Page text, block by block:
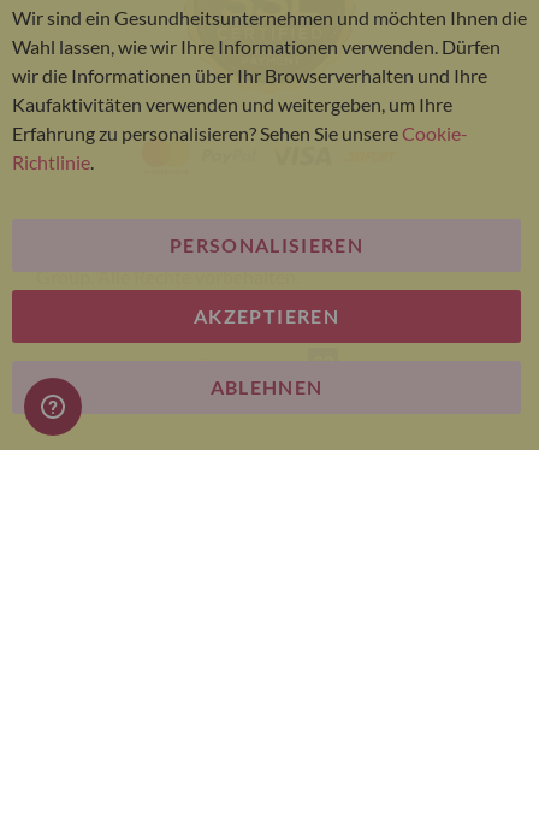
© Bariatric Advantage® ist eine Marke der Metagenics
Group. Alle Rechte vorbehalten.
E-commerce
Bar
Wir sind ein Gesundheitsunternehmen und möchten Ihnen die
Wahl lassen, wie wir Ihre Informationen verwenden. Dürfen
wir die Informationen über Ihr Browserverhalten und Ihre
Kaufaktivitäten verwenden und weitergeben, um Ihre
Erfahrung zu personalisieren? Sehen Sie unsereCookie-
Richtlinie.
AKZEPTIEREN
PERSONALISIEREN
ABLEHNEN